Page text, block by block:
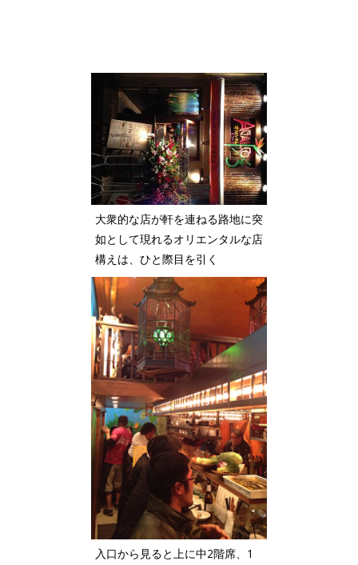
大衆的な店が軒を連ねる路地に突
如として現れるオリエンタルな店
構えは、ひと際目を引く
入口から見ると上に中2階席、1